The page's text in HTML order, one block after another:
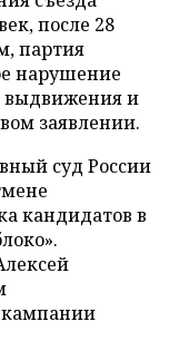
после 28
партия
нарушение
выдвижения и
заявлении.
суд России
кандидатов в